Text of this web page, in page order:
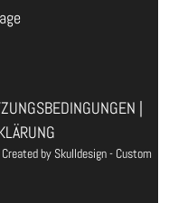
|
by Skulldesign - Custom